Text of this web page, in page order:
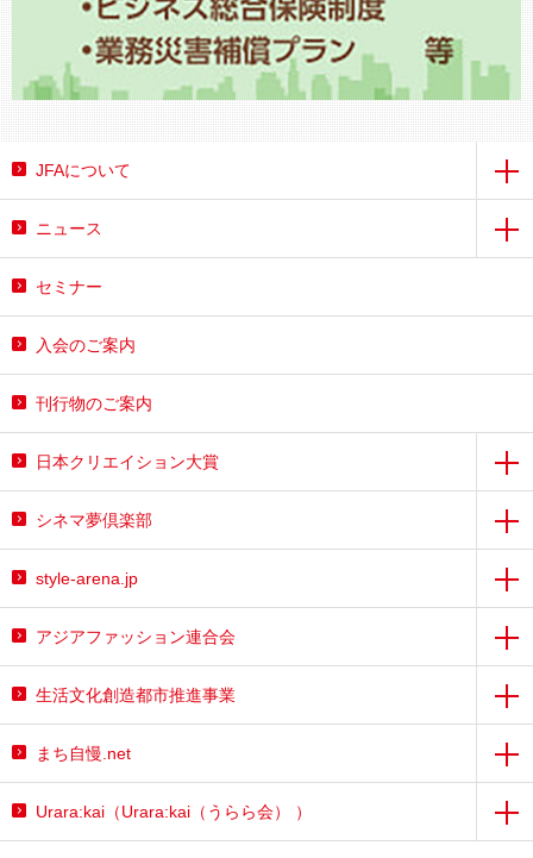
JFAについて
ニュース
セミナー
入会のご案内
刊行物のご案内
日本クリエイション大賞
シネマ夢倶楽部
style-arena.jp
アジアファッション連合会
生活文化創造都市推進事業
まち自慢.net
Urara:kai（Urara:kai（うらら会） ）